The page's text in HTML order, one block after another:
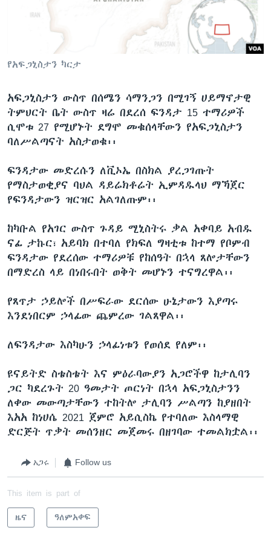
ቋንቋዎች
የአፍጋኒስታን ካርታ
አፍጋኒስታን ውስጥ በሰሜን ሳማንጋን በሚገኝ ሀይማኖታዊ
ትምህርት ቤት ውስጥ ዛሬ በደረሰ ፍንዳታ 15 ተማሪዎች
ሲሞቱ 27 የሚሆኑት ደግሞ መቁሰላቸውን የአፍጋኒስታን
ባለሥልጣናት አስታወቁ፡፡
ፍንዳታው መድረሱን ለቪኦኤ በስክል ያረጋገጡት
የማስታወቂያና ባህል ዳይሬክቶሬት ኢምዳዱላህ ማኻጀር
የፍንዳታውን ዝርዝር አልገለጡም፡፡
ከካቡል የአገር ውስጥ ጉዳይ ሚኒስትሩ ቃል አቀባይ አብዱ
ናፊ ታኩር፣ አይባክ በተባለ የክፍለ ግዛቲቱ ከተማ የቦምብ
ፍንዳታው የደረሰው ተማሪዎቹ የከሰዓት በኋላ ጸሎታቸውን
በማድረስ ላይ በነበሩበት ወቅት መሆኑን ተናግረዋል፡፡
የጸጥታ ኃይሎች በሥፍራው ደርሰው ሁኔታውን እያጣሩ
እንደነበርም ኃላፊው ጨምረው ገልጸዋል፡፡
ለፍንዳታው እስካሁን ኃላፊነቱን የወሰደ የለም፡፡
ዩናይትድ ስቴስቴት እና ምዕራባውያን አጋሮችዋ ከታሊባን
ጋር ካደረጉት 20 ዓመታት ጦርነት በኋላ አፍጋኒስታንን
ለቀው መውጣታቸውን ተከትሎ ታሊባን ሥልጣን ከያዘበት
እአአ ከነሀሴ 2021 ጀምሮ አይሲስኬ የተባለው እስላማዊ
ድርጅት ጥቃት መሰንዘር መጀመሩ በዘገባው ተመልክቷል፡፡
አጋሩ Follow us
This item is part of
ዜና ዓለምአቀፍ